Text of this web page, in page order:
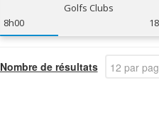
Golfs Clubs
8h00
Nombre de résultats 12 par